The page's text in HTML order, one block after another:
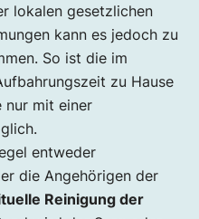
lokalen gesetzlichen
kann es jedoch zu
So ist die im
zu Hause
nur mit einer
entweder
die Angehörigen der
Reinigung der